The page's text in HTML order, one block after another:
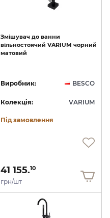
Змішувач до ванни
вільностоячий VARIUM чорний
матовий
Виробник: BESCO
Колекція: VARIUM
Під замовлення
41 155.10
грн/шт